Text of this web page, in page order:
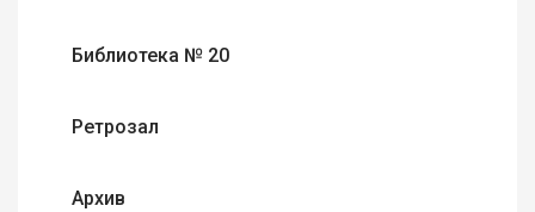
Библиотека № 20
Ретрозал
Архив